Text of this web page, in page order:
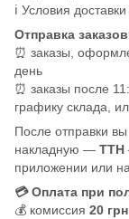
ℹ️ Условия
Отправка
⏰ заказы,
день
⏰ заказы после
графику склада,
После отправки
накладную — ТТН
приложении или
💳 Оплата при
💰 комиссия 20